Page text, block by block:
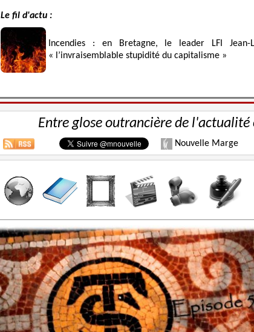
Le fil d'actu :
Incendies : en Bretagne, le leader LFI Jean-
« l’invraisemblable stupidité du capitalisme »
Entre glose outrancière de
Nouvelle Marge